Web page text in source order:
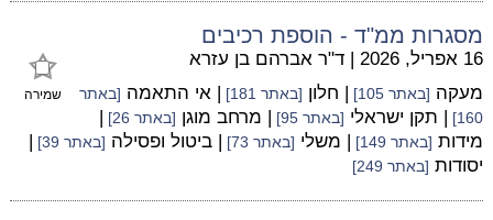
מסגרות ממ"ד - הוספת רכיבים
שמירה
16 אפריל, 2026 | ד"ר אברהם בן עזרא
מעקה [באתר 105] | חלון [באתר 181] | אי התאמה [באתר
160]
| תקן ישראלי [באתר 95] | מרחב מוגן [באתר 26]
|
מידות [באתר 149] | משלי [באתר 73] | ביטול ופסילה [באתר 39]
|
יסודות [באתר 249]